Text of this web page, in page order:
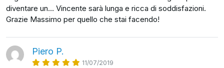
diventare un… Vincente sarà lunga e ricca di soddisfazioni.
Grazie Massimo per quello che stai facendo!
Piero P.
11/07/2019